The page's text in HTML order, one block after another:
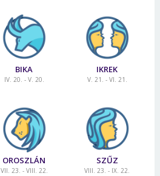
BIKA
IV. 20. - V. 20.
IKREK
V. 21. - VI. 21.
OROSZLÁN
VII. 23. - VIII. 22.
SZŰZ
VIII. 23. - IX. 22.